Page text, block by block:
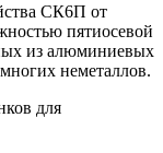
СК6П от
пятиосевой
из алюминиевых
неметаллов.